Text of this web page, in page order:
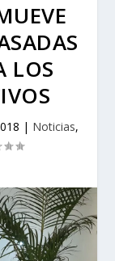
LOS
| Noticias,